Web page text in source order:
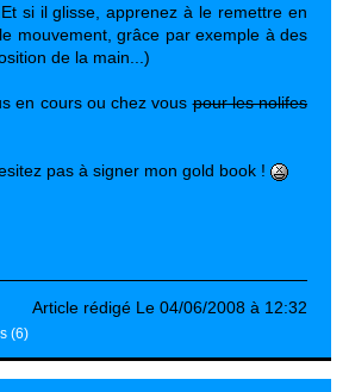
si il glisse, apprenez à le remettre en
mouvement, grâce par exemple à des
de la main...)
en cours ou chez vouspour les nolifes
pas à signer mon gold book !
Article rédigé Le 04/06/2008 à 12:32
(6)